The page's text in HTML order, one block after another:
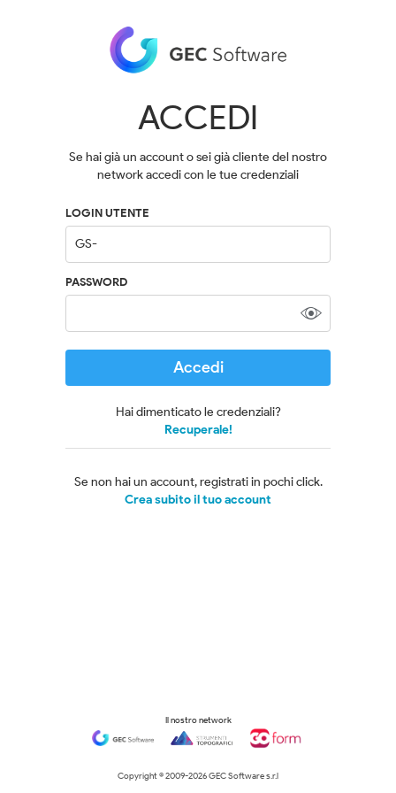
ACCEDI
Se hai già un account o sei già cliente del nostro
network accedi con le tue credenziali
LOGIN UTENTE
PASSWORD
Accedi
Hai dimenticato le credenziali?
Recuperale!
Se non hai un account, registrati in pochi click.
Crea subito il tuo account
Copyright © 2009-2026 GEC Software s.r.l
Il nostro network